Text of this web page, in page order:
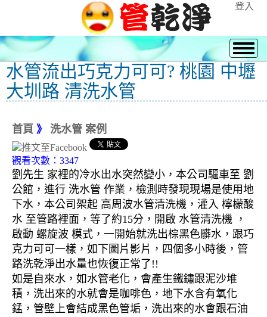
登入
水管流出巧克力可可? 桃園 中壢
大圳路 清洗水管
首頁 》 洗水管 案例
觀看次數：3347
劉先生 家裡的冷水出水突然變小，本公司驅車至 劉
公館，進行 洗水管 作業，檢測時發現現場是使用地
下水，本公司架起 高周波水管清洗機，灌入 檸檬酸
水 至管路裡面，等了約15分，開啟 水管清洗機 ，
啟動 螺旋波 模式，一開始就洗出棕黑色髒水，跟巧
克力可可一樣，如下圖片影片，四個多小時後，管
路洗乾淨出水量也恢復正常了!!
如是自來水，如水管老化，會產生鐵鏽跟泥沙堆
積，洗出來的水就會是咖啡色，地下水含有氧化
錳，管壁上會結成黑色管垢，洗出來的水會跟石油